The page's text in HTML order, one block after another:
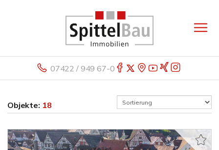
07422 / 949 67-0
Objekte: 18